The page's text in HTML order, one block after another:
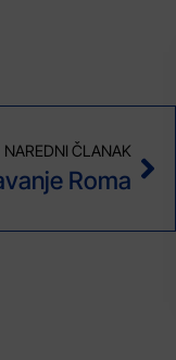
NAREDNI ČLANAK
Roma